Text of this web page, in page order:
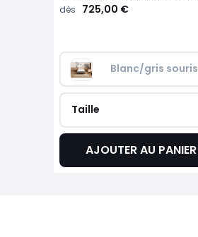
dès 725,00 €
Blanc/gris souris
Taille
AJOUTER AU PANIER